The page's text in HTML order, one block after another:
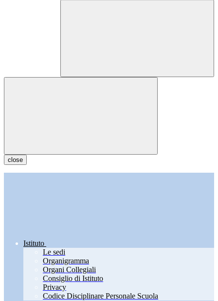
close
Istituto
Le sedi
Organigramma
Organi Collegiali
Consiglio di Istituto
Privacy
Codice Disciplinare Personale Scuola